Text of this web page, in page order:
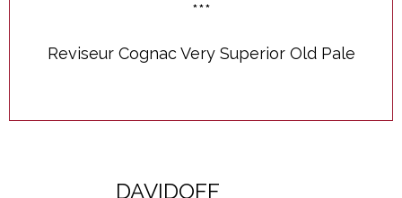
***
Reviseur Cognac Very Superior Old Pale
DAVIDOFF